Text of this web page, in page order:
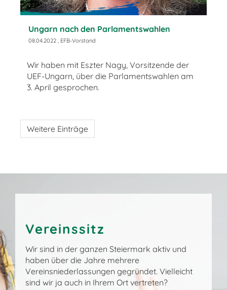
Ungarn nach den Parlamentswahlen
08.04.2022 , EFB-Vorstand
Wir haben mit Eszter Nagy, Vorsitzende der
UEF-Ungarn, über die Parlamentswahlen am
3. April gesprochen.
Weitere Einträge
Vereinssitz
Wir sind in der ganzen Steiermark aktiv und
haben über die Jahre mehrere
Vereinsniederlassungen gegründet. Vielleicht
sind wir ja auch in Ihrem Ort vertreten?